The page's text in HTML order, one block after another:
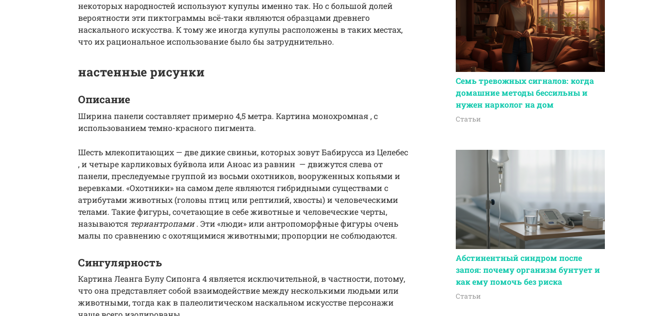
некоторых народностей используют купулы именно так. Но с большой долей
вероятности эти пиктограммы всё-таки являются образцами древнего
наскального искусства. К тому же иногда купулы расположены в таких местах,
что их рациональное использование было бы затруднительно.
настенные рисунки
Описание
Ширина панели составляет примерно 4,5 метра. Картина монохромная , с
использованием темно-красного пигмента.
Шесть млекопитающих — две дикие свиньи, которых зовут Бабирусса из Целебес
, и четыре карликовых буйвола или Аноас из равнин — движутся слева от
панели, преследуемые группой из восьми охотников, вооруженных копьями и
веревками. «Охотники» на самом деле являются гибридными существами с
атрибутами животных (головы птиц или рептилий, хвосты) и человеческими
телами. Такие фигуры, сочетающие в себе животные и человеческие черты,
называются териантропами. Эти «люди» или антропоморфные фигуры очень
малы по сравнению с охотящимися животными; пропорции не соблюдаются.
Сингулярность
Картина Леанга Булу Сипонга 4 является исключительной, в частности, потому,
что она представляет собой взаимодействие между несколькими людьми или
животными, тогда как впалеолитическомнаскальном искусстве персонажи
Семь тревожных сигналов: когда
домашние методы бессильны и
нужен нарколог на дом
Статьи
Абстинентный синдром после
запоя: почему организм бунтует и
как ему помочь без риска
Статьи